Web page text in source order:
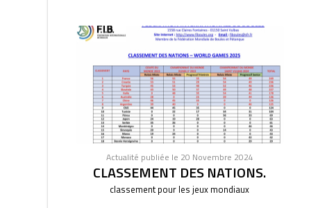
Actualité publiée le 20 Novembre 2024
CLASSEMENT DES NATIONS.
classement pour les jeux mondiaux